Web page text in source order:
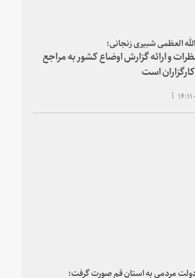
العظمی شبیری زنجانی؛
و ارائه گزارش اوضاع کشور به مراجع
است
دولت مردمی به استان قم صورت گرفت؛